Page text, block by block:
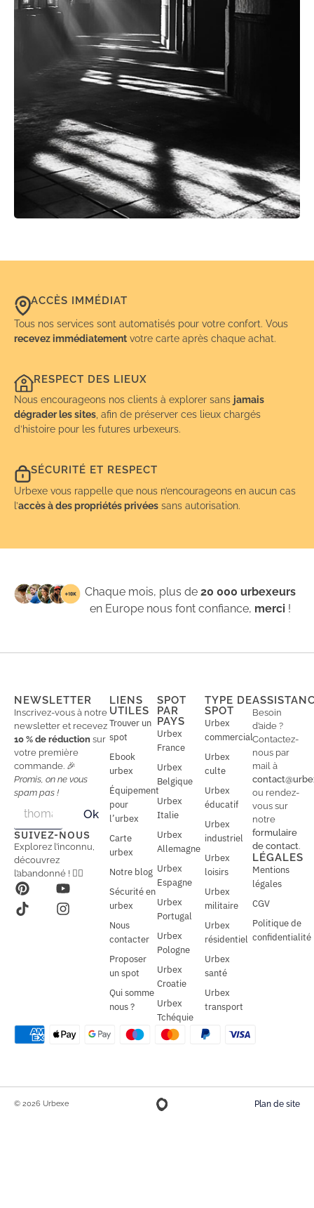
ACCÈS IMMÉDIAT
Tous nos services sont automatisés pour votre confort. Vous
recevez immédiatement votre carte après chaque achat.
RESPECT DES LIEUX
Nous encourageons nos clients à explorer sans jamais
dégrader les sites , afin de préserver ces lieux chargés
d’histoire pour les futures urbexeurs.
SÉCURITÉ ET RESPECT
Urbexe vous rappelle que nous n’encourageons en aucun cas
l’accès à des propriétés privées sans autorisation.
Chaque mois, plus de20 000 urbexeurs
en Europe nous font confiance, merci !
NEWSLETTER
Inscrivez-vous à notre
newsletter et recevez
10 % de réduction sur
votre première
commande. 🎉
Promis, on ne vous
spam pas !
a
i
l
a
i
l
*
Ok
SUIVEZ-NOUS
Explorez l’inconnu,
découvrez
l’abandonné ! 🕵️‍♂️
LIENS
UTILES
Trouver un
spot
Ebook
urbex
Équipement
pour
l’urbex
Carte
urbex
Notre blog
Sécurité en
urbex
Nous
contacter
Proposer
un spot
Qui somme
nous ?
SPOT
PAR
PAYS
Urbex
France
Urbex
Belgique
Urbex
Italie
Urbex
Allemagne
Urbex
Espagne
Urbex
Portugal
Urbex
Pologne
Urbex
Croatie
Urbex
Tchéquie
TYPE DE
SPOT
Urbex
commercial
Urbex
culte
Urbex
éducatif
Urbex
industriel
Urbex
loisirs
Urbex
militaire
Urbex
résidentiel
Urbex
santé
Urbex
transport
Besoin
d’aide ?
Contactez-
nous par
mail à
ou rendez-
vous sur
notre
formulaire
de contact.
LÉGALES
Mentions
légales
CGV
Politique de
confidentialité
© 2026 Urbexe Plan de site